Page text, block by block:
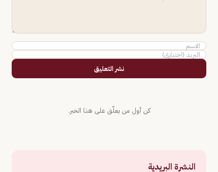
نشر التعليق
كن أول من يعلّق على هذا الخبر.
النشرة البريدية